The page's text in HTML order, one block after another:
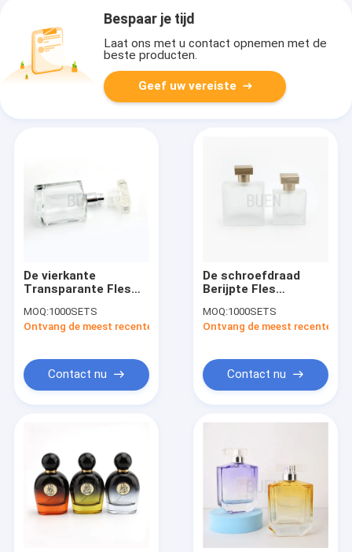
Bespaar je tijd
Laat ons met u contact opnemen met de
beste producten.
Geef uw vereiste
De vierkante
Transparante Fles
Aangepaste
Lege 100ml-
MOQ:1000SETS
Ontvang de meest recente Prijs
Contact nu
De schroefdraad
Berijpte Fles
Veelkleurige 1oz van
het Parfumglas
MOQ:1000SETS
Ontvang de meest recente
Contact nu